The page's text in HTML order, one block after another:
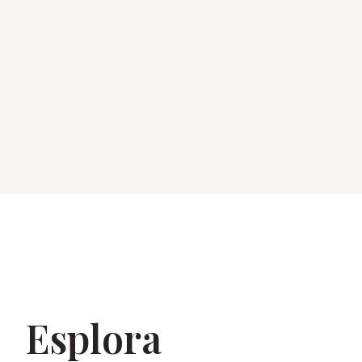
Esplora